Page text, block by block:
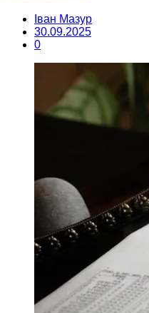
Іван Мазур
30.09.2025
0